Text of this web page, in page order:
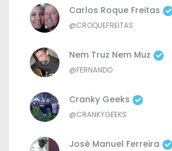
Carlos Roque Freitas
@CROQUEFREITAS
Nem Truz Nem Muz
@FERNANDO
Cranky Geeks
@CRANKYGEEKS
José Manuel Ferreira